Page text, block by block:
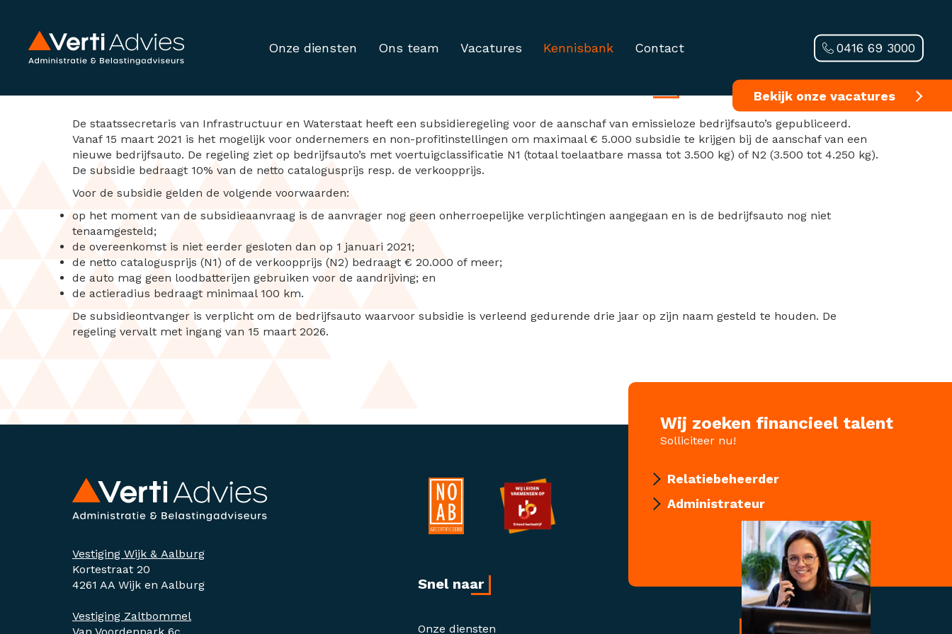
Onze diensten Ons team Vacatures Kennisbank Contact
Bekijk onze vacatures
0416 69 3000
De staatssecretaris van Infrastructuur en Waterstaat heeft een subsidieregeling voor de aanschaf van emissieloze bedrijfsauto’s gepubliceerd.
Vanaf 15 maart 2021 is het mogelijk voor ondernemers en non-profitinstellingen om maximaal € 5.000 subsidie te krijgen bij de aanschaf van een
nieuwe bedrijfsauto. De regeling ziet op bedrijfsauto’s met voertuigclassificatie N1 (totaal toelaatbare massa tot 3.500 kg) of N2 (3.500 tot 4.250 kg).
De subsidie bedraagt 10% van de netto catalogusprijs resp. de verkoopprijs.
Voor de subsidie gelden de volgende voorwaarden:
op het moment van de subsidieaanvraag is de aanvrager nog geen onherroepelijke verplichtingen aangegaan en is de bedrijfsauto nog niet
tenaamgesteld;
de overeenkomst is niet eerder gesloten dan op 1 januari 2021;
de netto catalogusprijs (N1) of de verkoopprijs (N2) bedraagt € 20.000 of meer;
de auto mag geen loodbatterijen gebruiken voor de aandrijving; en
de actieradius bedraagt minimaal 100 km.
De subsidieontvanger is verplicht om de bedrijfsauto waarvoor subsidie is verleend gedurende drie jaar op zijn naam gesteld te houden. De
regeling vervalt met ingang van 15 maart 2026.
Wij zoeken financieel talent
Solliciteer nu!
Relatiebeheerder
Administrateur
Vestiging Wijk & Aalburg
Kortestraat 20
4261 AA Wijk en Aalburg
Vestiging Zaltbommel
Snel naar
Onze diensten